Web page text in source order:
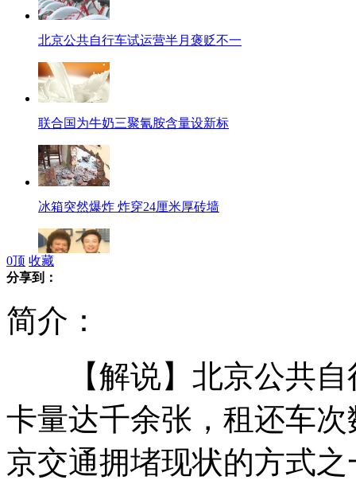
北京公共自行车试运营半月褒贬不一
联合国为牛奶三聚氰胺含量设新标
冰箱突然爆炸 炸穿24厘米厚砖墙
广州水泥锥拆除需明确责任单位
小偷偷吃高科技桃子 13年科研成果被毁
0顶 收藏
分享到：
简介：
【解说】北京公共自
卡量达千余张，租还车
京交通拥堵现状的方式